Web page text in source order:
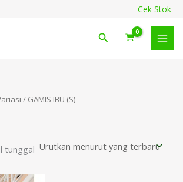
Cek Stok
Cari
/ GAMIS IBU (S)
tunggal